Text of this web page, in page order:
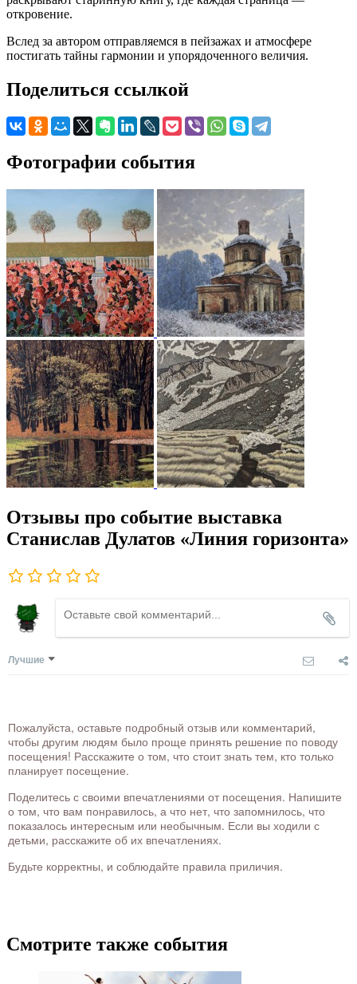
откровение.
Вслед за автором отправляемся в пейзажах и атмосфере
постигать тайны гармонии и упорядоченного величия.
Поделиться ссылкой
Фотографии события
Отзывы про событие выставка
Станислав Дулатов «Линия горизонта»
Лучшие
Пожалуйста, оставьте подробный отзыв или комментарий,
чтобы другим людям было проще принять решение по поводу
посещения! Расскажите о том, что стоит знать тем, кто только
планирует посещение.
Поделитесь с своими впечатлениями от посещения. Напишите
о том, что вам понравилось, а что нет, что запомнилось, что
показалось интересным или необычным. Если вы ходили с
детьми, расскажите об их впечатлениях.
Будьте корректны, и соблюдайте правила приличия.
Смотрите также события